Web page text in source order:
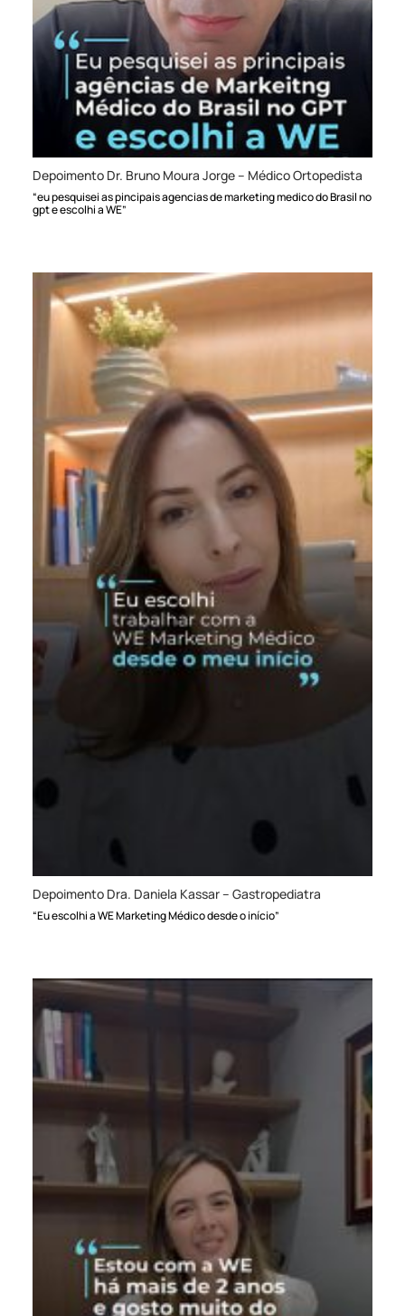
Depoimento Dr. Bruno Moura Jorge – Médico Ortopedista
“eu pesquisei as pincipais agencias de marketing medico do Brasil no
gpt e escolhi a WE”
Depoimento Dra. Daniela Kassar – Gastropediatra
“Eu escolhi a WE Marketing Médico desde o início”